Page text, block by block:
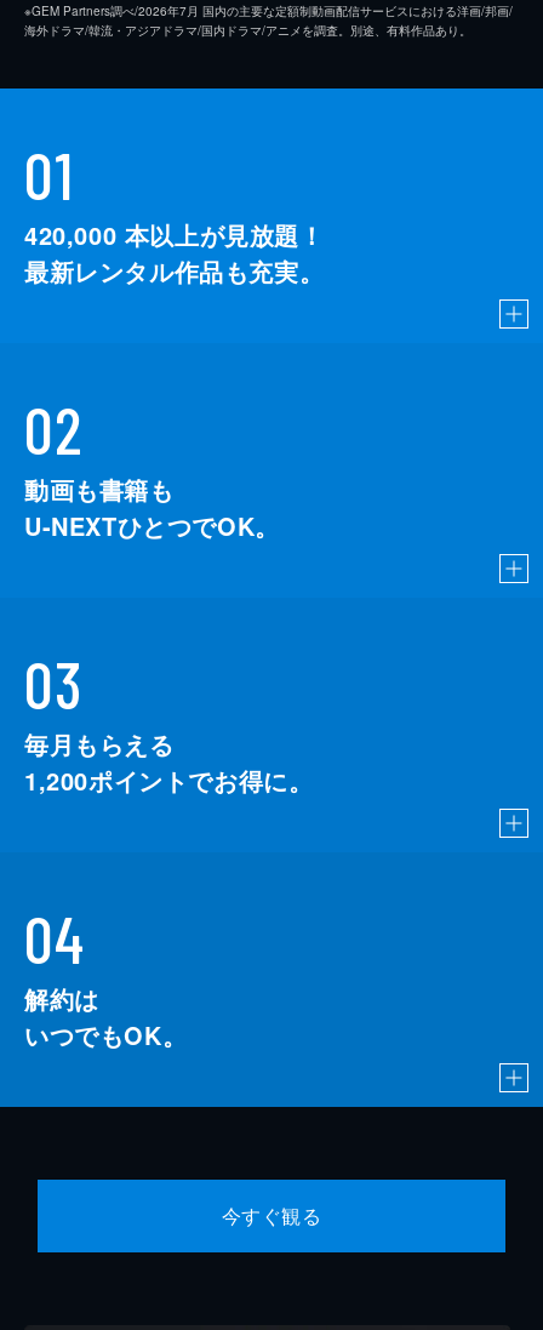
※GEM Partners調べ/2026年7⽉ 国内の主要な定額制動画配信サービスにおける洋画/邦画/
海外ドラマ/韓流・アジアドラマ/国内ドラマ/アニメを調査。別途、有料作品あり。
01
420,000 本以上が見放題！
最新レンタル作品も充実。
02
動画も書籍も
U-NEXTひとつでOK。
03
毎月もらえる
1,200ポイントでお得に。
04
解約は
いつでもOK。
今すぐ観る